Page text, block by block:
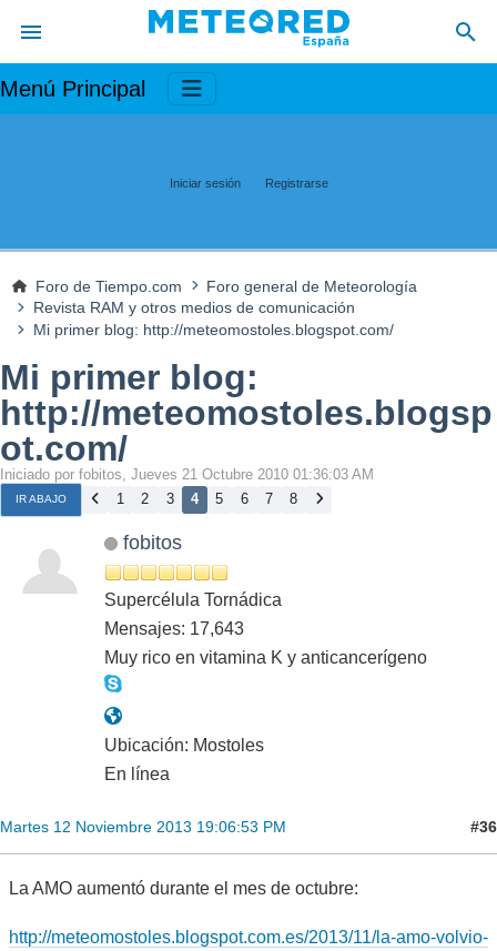
Menú Principal
Iniciar sesión Registrarse
Foro de Tiempo.com
Foro general de Meteorología
Revista RAM y otros medios de comunicación
Mi primer blog: http://meteomostoles.blogspot.com/
Mi primer blog:
http://meteomostoles.blogsp
ot.com/
Iniciado por fobitos, Jueves 21 Octubre 2010 01:36:03 AM
IR ABAJO 1 2 3 4 5 6 7 8
fobitos
Supercélula Tornádica
Mensajes: 17,643
Muy rico en vitamina K y anticancerígeno
Ubicación: Mostoles
En línea
Martes 12 Noviembre 2013 19:06:53 PM #36
La AMO aumentó durante el mes de octubre:
http://meteomostoles.blogspot.com.es/2013/11/la-amo-volvio-